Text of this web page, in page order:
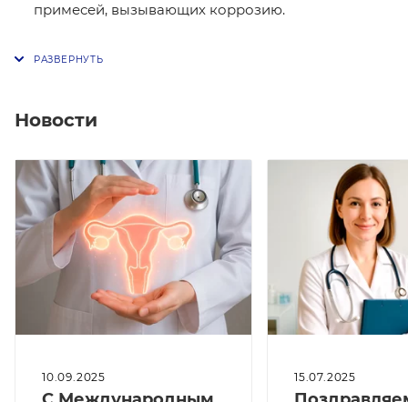
примесей, вызывающих коррозию.
Новости
10.09.2025 15.07.2025